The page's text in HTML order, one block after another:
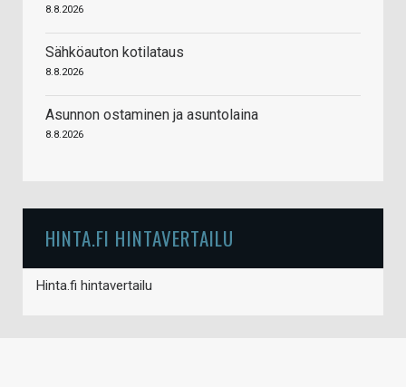
8.8.2026
Sähköauton kotilataus
8.8.2026
Asunnon ostaminen ja asuntolaina
8.8.2026
HINTA.FI HINTAVERTAILU
Hinta.fi hintavertailu